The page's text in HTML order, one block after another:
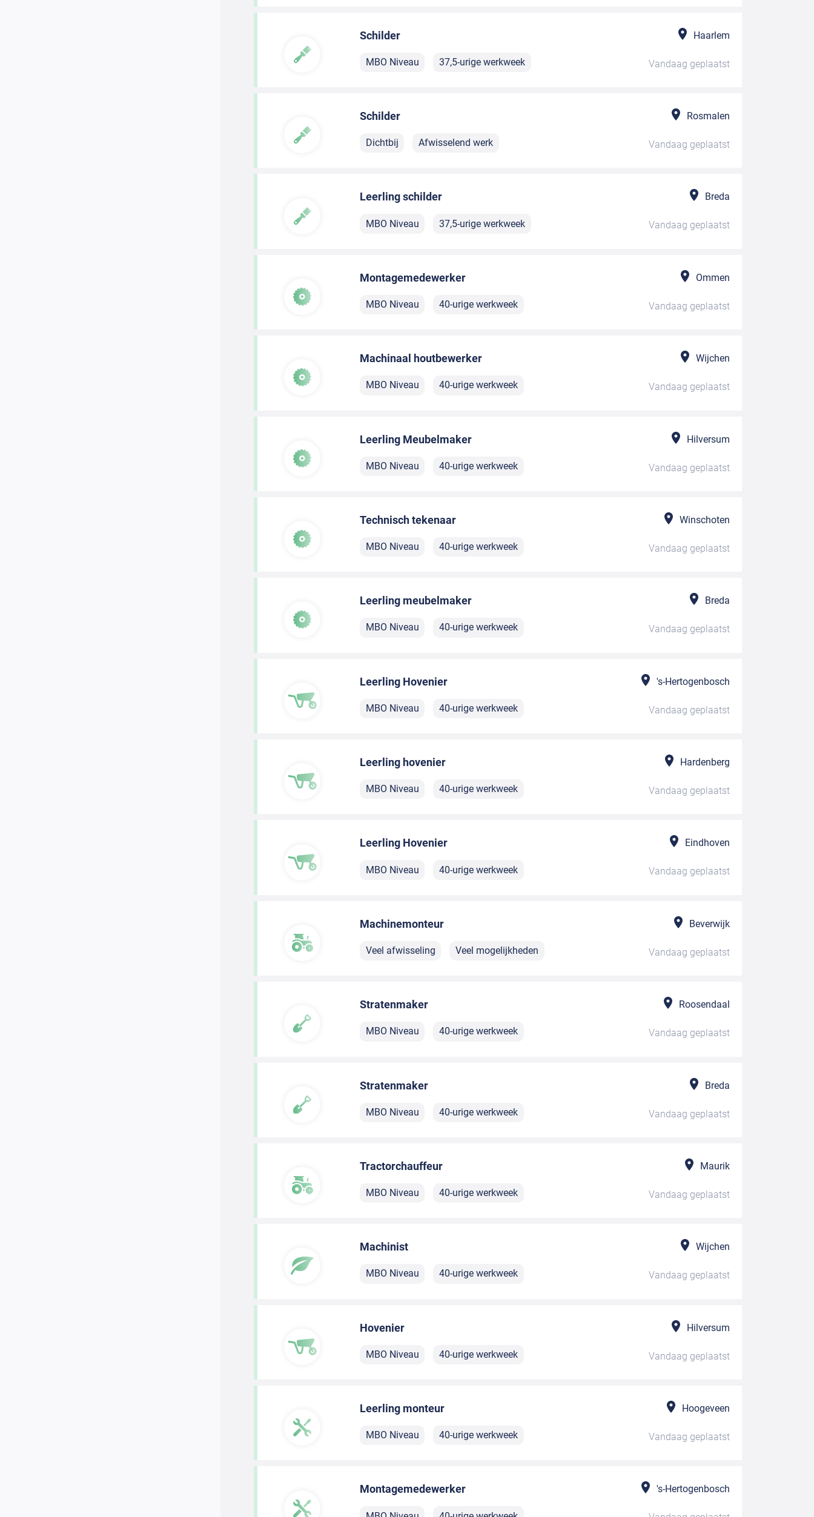
Schilder Haarlem
MBO Niveau 37,5-urige werkweek Vandaag geplaatst
Schilder Rosmalen
Dichtbij Afwisselend werk Vandaag geplaatst
Leerling schilder Breda
MBO Niveau 37,5-urige werkweek Vandaag geplaatst
Montagemedewerker Ommen
MBO Niveau 40-urige werkweek Vandaag geplaatst
Machinaal houtbewerker Wijchen
MBO Niveau 40-urige werkweek Vandaag geplaatst
Leerling Meubelmaker Hilversum
MBO Niveau 40-urige werkweek Vandaag geplaatst
Technisch tekenaar Winschoten
MBO Niveau 40-urige werkweek Vandaag geplaatst
Leerling meubelmaker Breda
MBO Niveau 40-urige werkweek Vandaag geplaatst
Leerling Hovenier 's-Hertogenbosch
MBO Niveau 40-urige werkweek Vandaag geplaatst
Leerling hovenier Hardenberg
MBO Niveau 40-urige werkweek Vandaag geplaatst
Leerling Hovenier Eindhoven
MBO Niveau 40-urige werkweek Vandaag geplaatst
Machinemonteur Beverwijk
Veel afwisseling Veel mogelijkheden Vandaag geplaatst
Stratenmaker Roosendaal
MBO Niveau 40-urige werkweek Vandaag geplaatst
Stratenmaker Breda
MBO Niveau 40-urige werkweek Vandaag geplaatst
Tractorchauffeur Maurik
MBO Niveau 40-urige werkweek Vandaag geplaatst
Machinist Wijchen
MBO Niveau 40-urige werkweek Vandaag geplaatst
Hovenier Hilversum
MBO Niveau 40-urige werkweek Vandaag geplaatst
Leerling monteur Hoogeveen
MBO Niveau 40-urige werkweek Vandaag geplaatst
Montagemedewerker 's-Hertogenbosch